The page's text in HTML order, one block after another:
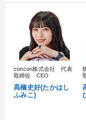
運勢・先見
不動産 稲盛和夫
※「更新」を押すと「カテゴリー
local_offer タグから探す
すべての音声・動画（全
concon株式会社 代表
取締役 CEO
髙橋史好(たかはし
ふみこ)